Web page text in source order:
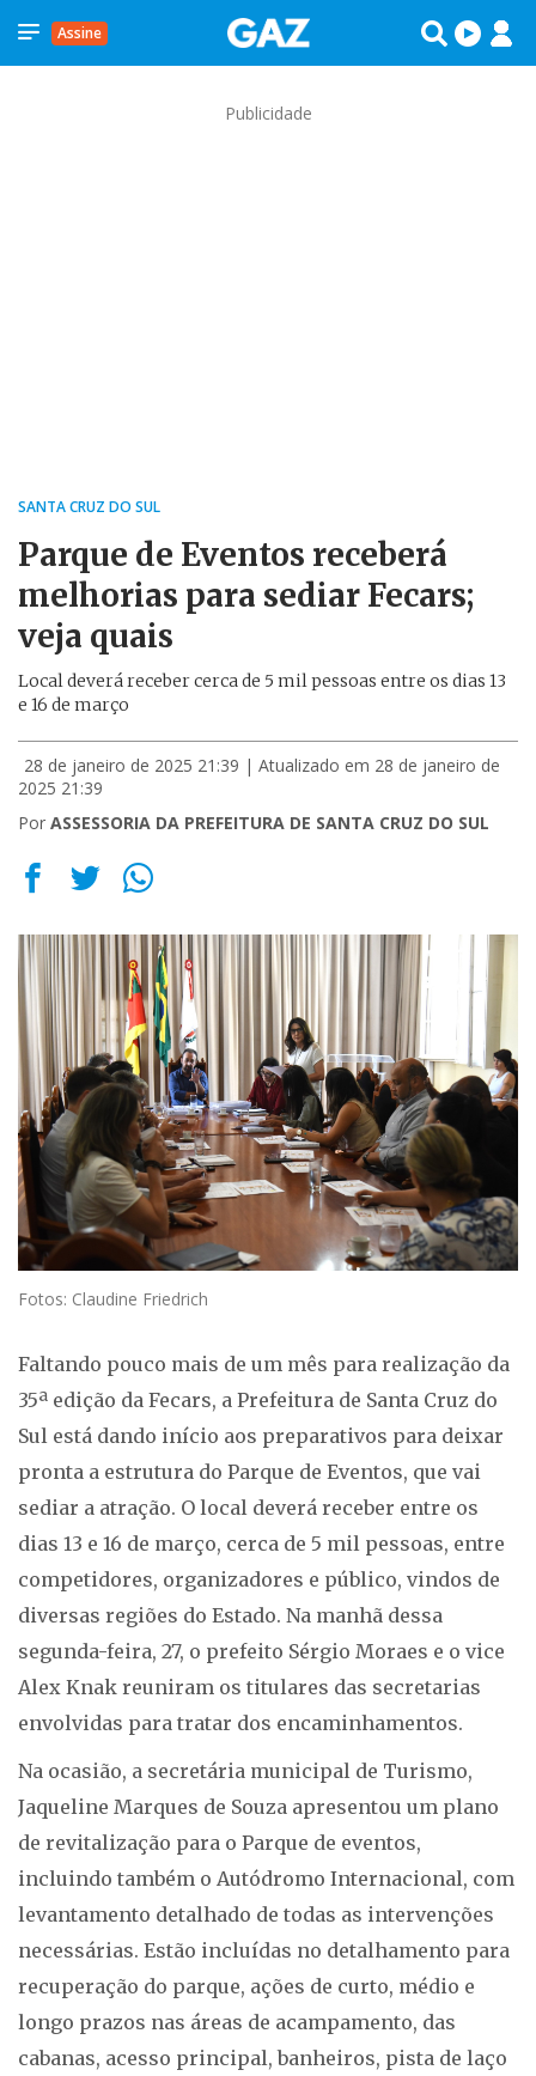
Assine
Publicidade
SANTA CRUZ DO SUL
Parque de Eventos receberá
melhorias para sediar Fecars;
veja quais
Local deverá receber cerca de 5 mil pessoas entre os dias 13
e 16 de março
28 de janeiro de 2025 21:39 | Atualizado em 28 de janeiro de
2025 21:39
Por ASSESSORIA DA PREFEITURA DE SANTA CRUZ DO SUL
Fotos: Claudine Friedrich
Faltando pouco mais de um mês para realização da
35ª edição da Fecars, a Prefeitura de Santa Cruz do
Sul está dando início aos preparativos para deixar
pronta a estrutura do Parque de Eventos, que vai
sediar a atração. O local deverá receber entre os
dias 13 e 16 de março, cerca de 5 mil pessoas, entre
competidores, organizadores e público, vindos de
diversas regiões do Estado. Na manhã dessa
segunda-feira, 27, o prefeito Sérgio Moraes e o vice
Alex Knak reuniram os titulares das secretarias
envolvidas para tratar dos encaminhamentos.
Na ocasião, a secretária municipal de Turismo,
Jaqueline Marques de Souza apresentou um plano
de revitalização para o Parque de eventos,
incluindo também o Autódromo Internacional, com
levantamento detalhado de todas as intervenções
necessárias. Estão incluídas no detalhamento para
recuperação do parque, ações de curto, médio e
longo prazos nas áreas de acampamento, das
cabanas, acesso principal, banheiros, pista de laço